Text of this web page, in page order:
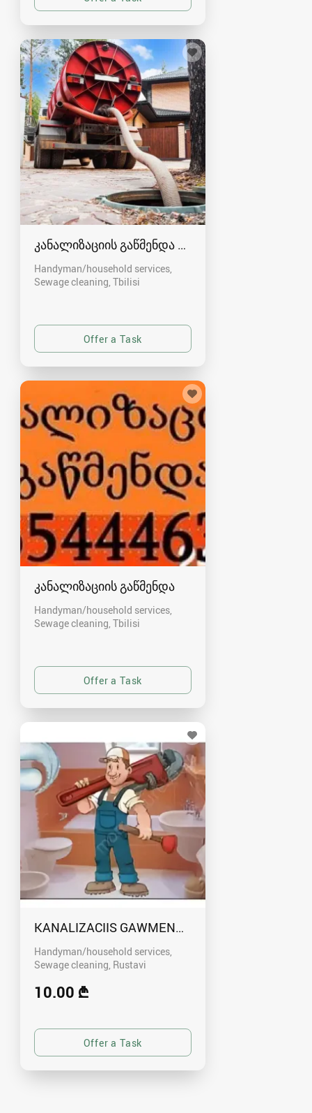
კანალიზაციის გაწმენდა თბილისი 557554000
Handyman/household services,
Sewage cleaning Tbilisi
კანალიზაციის გაწმენდა
Handyman/household services,
Sewage cleaning Tbilisi
KANALIZACIIS GAWMENDA RUSTAVSHI -
Handyman/household services,
Sewage cleaning Rustavi
10.00 ₾